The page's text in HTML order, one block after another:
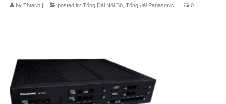
by Thtech | posted in: Tổng Đài Nội Bộ Tổng đài Panasonic | 0